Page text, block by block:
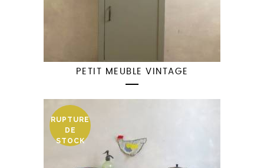
PETIT MEUBLE VINTAGE
RUPTURE
DE
STOCK